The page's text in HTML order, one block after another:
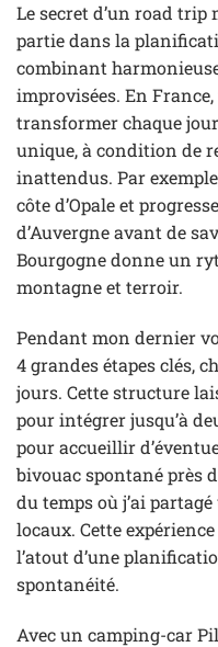
Le secret d’un road trip
partie dans la
combinant
improvisées. En
transformer chaque
unique, à condition de
inattendus. Par
côte d’Opale et
d’Auvergne avant de
Bourgogne donne un
montagne et terroir.
Pendant mon dernier
4 grandes étapes clés,
jours. Cette structure
pour intégrer jusqu’à
pour accueillir
bivouac spontané près
du temps où j’ai
locaux. Cette
l’atout d’une
spontanéité.
Avec un camping-car